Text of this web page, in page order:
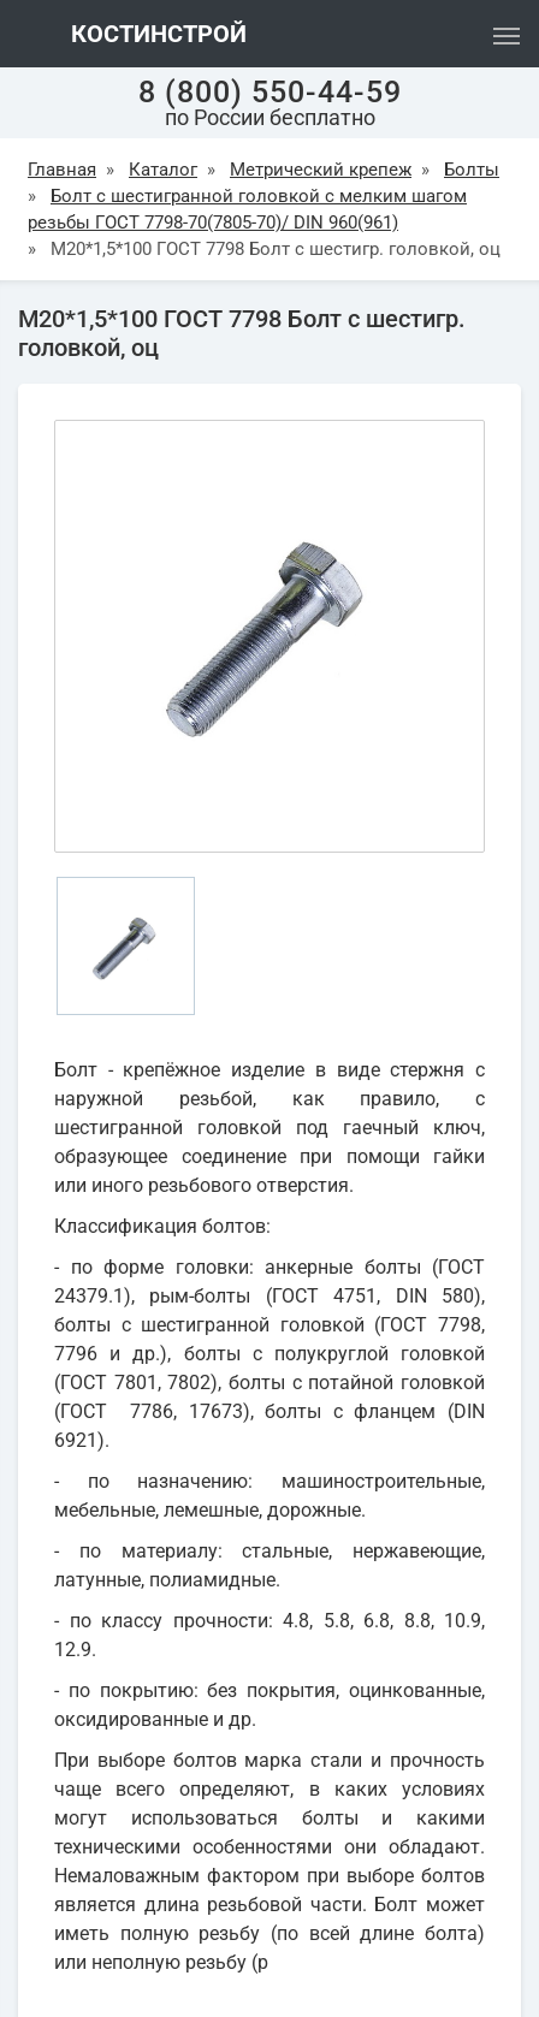
КОСТИНСТРОЙ
8 (800) 550-44-59
по России бесплатно
Главная » Каталог » Метрический крепеж »
Болты
»
Болт с шестигранной головкой с мелким шагом
резьбы ГОСТ 7798-70(7805-70)/ DIN 960(961)
»
М20*1,5*100 ГОСТ 7798 Болт с шестигр. головкой, оц
М20*1,5*100 ГОСТ 7798 Болт с шестигр.
головкой, оц
Болт - крепёжное изделие в виде стержня с
наружной резьбой, как правило, с
шестигранной головкой под гаечный ключ,
образующее соединение при помощи гайки
или иного резьбового отверстия.
Классификация болтов:
- по форме головки: анкерные болты (ГОСТ
24379.1), рым-болты (ГОСТ 4751, DIN 580),
болты с шестигранной головкой (ГОСТ 7798,
7796 и др.), болты с полукруглой головкой
(ГОСТ 7801, 7802), болты с потайной головкой
(ГОСТ 7786, 17673), болты с фланцем (DIN
6921).
- по назначению: машиностроительные,
мебельные, лемешные, дорожные.
- по материалу: стальные, нержавеющие,
латунные, полиамидные.
- по классу прочности: 4.8, 5.8, 6.8, 8.8, 10.9,
12.9.
- по покрытию: без покрытия, оцинкованные,
оксидированные и др.
При выборе болтов марка стали и прочность
чаще всего определяют, в каких условиях
могут использоваться болты и какими
техническими особенностями они обладают.
Немаловажным фактором при выборе болтов
является длина резьбовой части. Болт может
иметь полную резьбу (по всей длине болта)
или неполную резьбу (р